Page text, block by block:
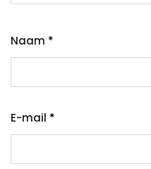
Naam *
E-mail *